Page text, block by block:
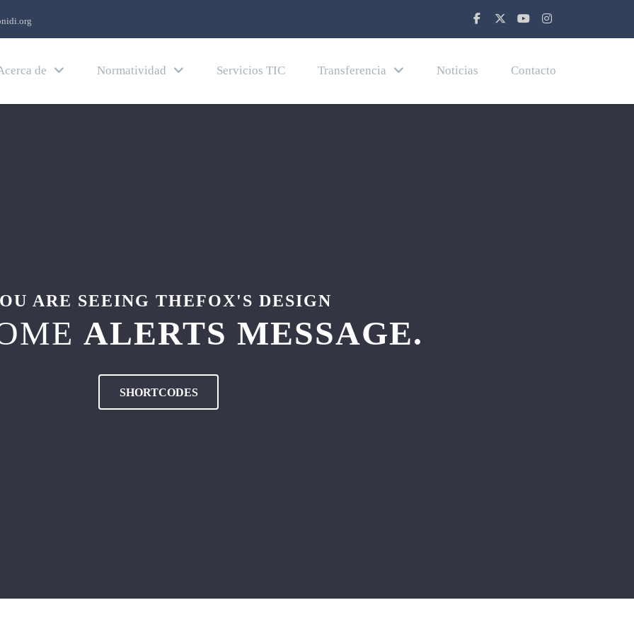
de Normatividad Servicios TIC Transferencia Noticias Contacto
ARE SEEING THEFOX'S DESIGN
ALERTS MESSAGE.
SHORTCODES